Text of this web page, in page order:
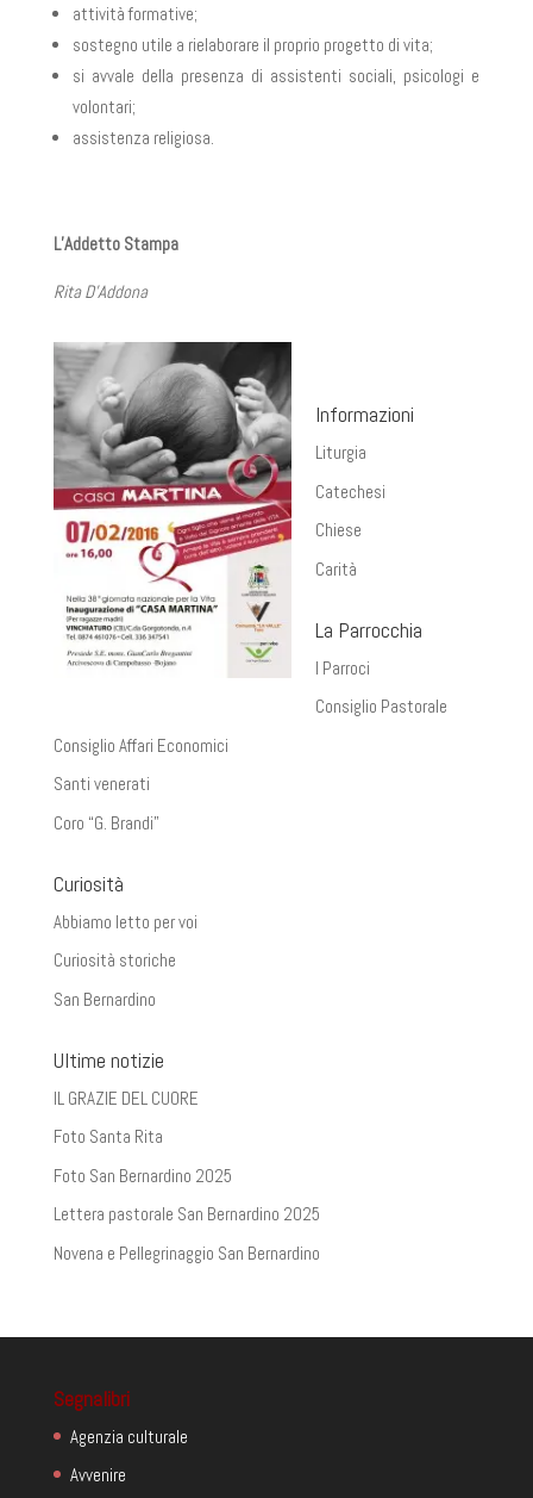
attività formative;
sostegno utile a rielaborare il proprio progetto di vita;
si avvale della presenza di assistenti sociali, psicologi e
volontari;
assistenza religiosa.
L’Addetto Stampa
Rita D’Addona
Informazioni
Liturgia
Catechesi
Chiese
Carità
La Parrocchia
I Parroci
Consiglio Pastorale
Consiglio Affari Economici
Santi venerati
Coro “G. Brandi”
Curiosità
Abbiamo letto per voi
Curiosità storiche
San Bernardino
Ultime notizie
IL GRAZIE DEL CUORE
Foto Santa Rita
Foto San Bernardino 2025
Lettera pastorale San Bernardino 2025
Novena e Pellegrinaggio San Bernardino
Segnalibri
Agenzia culturale
Avvenire